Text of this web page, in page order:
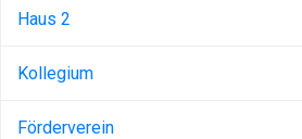
Haus 2
Kollegium
Förderverein